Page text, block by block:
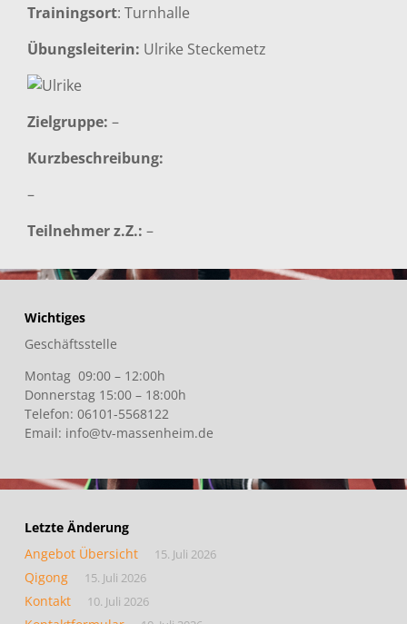
Trainingsort: Turnhalle
Übungsleiterin: Ulrike Steckemetz
Zielgruppe: –
Kurzbeschreibung:
–
Teilnehmer z.Z.: –
Wichtiges
Geschäftsstelle
Montag 09:00 – 12:00h
Donnerstag 15:00 – 18:00h
Telefon: 06101-5568122
Email: info@tv-massenheim.de
Letzte Änderung
Angebot Übersicht
15. Juli 2026
Qigong 15. Juli 2026
Kontakt 10. Juli 2026